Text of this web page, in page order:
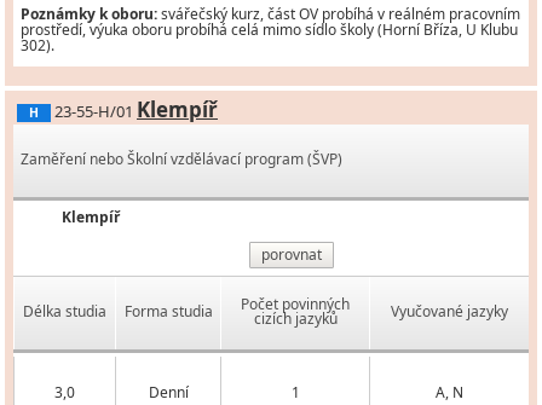
Poznámky k oboru:svářečský kurz, část OV probíhá v reálném pracovním
prostředí, výuka oboru probíhá celá mimo sídlo školy (Horní Bříza, U Klubu
302).
H 23-55-H/01 Klempíř
Zaměření nebo Školní vzdělávací program (ŠVP)
Klempíř
porovnat
Délka studia Forma studia Počet povinných
cizích jazyků Vyučované jazyky
3,0 Denní 1 A, N